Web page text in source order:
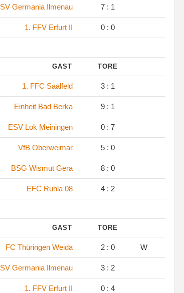
SV Germania Ilmenau 7 : 1
1. FFV Erfurt II 0 : 0
GAST TORE
1. FFC Saalfeld 3 : 1
Einheit Bad Berka 9 : 1
ESV Lok Meiningen 0 : 7
VfB Oberweimar 5 : 0
BSG Wismut Gera 8 : 0
EFC Ruhla 08 4 : 2
GAST TORE
FC Thüringen Weida 2 : 0 W
SV Germania Ilmenau 3 : 2
1. FFV Erfurt II 0 : 4